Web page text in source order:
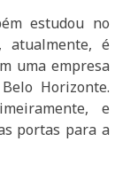
estudou no
atualmente, é
uma empresa
Horizonte.
e
portas para a